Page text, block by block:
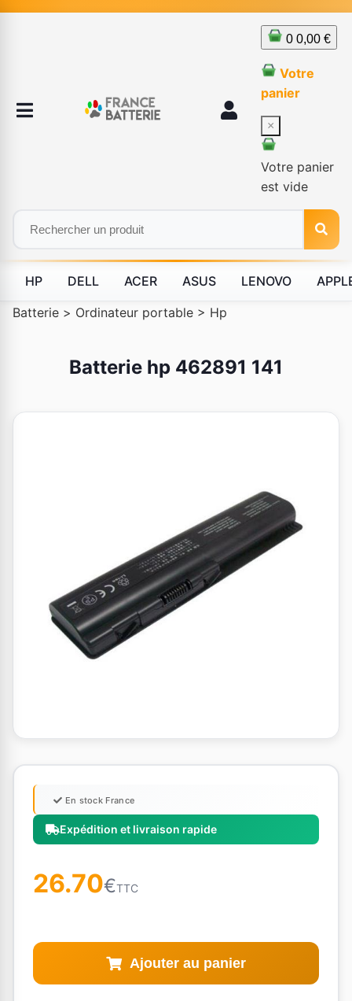
0 0,00 €
Votre
panier
×
Votre panier
est vide
HP DELL ACER ASUS LENOVO
Batterie > Ordinateur portable > Hp
Batterie hp 462891 141
Expédition et livraison rapide
En stock France
26.70€TTC
Ajouter au panier